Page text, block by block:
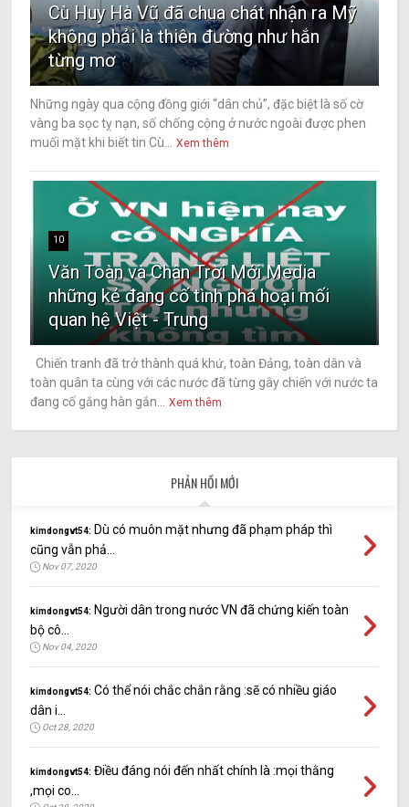
Cù Huy Hà Vũ đã chua chát nhận ra Mỹ
không phải là thiên đường như hắn
từng mơ
Những ngày qua cộng đồng giới “dân chủ”, đặc biệt là số cờ
vàng ba sọc tỵ nạn, số chống cộng ở nước ngoài được phen
muối mặt khi biết tin Cù...
Xem thêm
10
Văn Toàn và Chân Trời Mới Media
những kẻ đang cố tình phá hoại mối
quan hệ Việt - Trung
Chiến tranh đã trở thành quá khứ, toàn Đảng, toàn dân và
toàn quân ta cùng với các nước đã từng gây chiến với nước ta
đang cố gắng hàn gắn...
Xem thêm
PHẢN HỒI MỚI
kimdongvt54: Dù có muôn mặt nhưng đã phạm pháp thì
cũng vẫn phả...
Nov 07, 2020
kimdongvt54: Người dân trong nước VN đã chứng kiến toàn
bộ cô...
Nov 04, 2020
kimdongvt54: Có thể nói chắc chắn rằng :sẽ có nhiều giáo
dân i...
Oct 28, 2020
kimdongvt54: Điều đáng nói đến nhất chính là :mọi thằng
,mọi co...